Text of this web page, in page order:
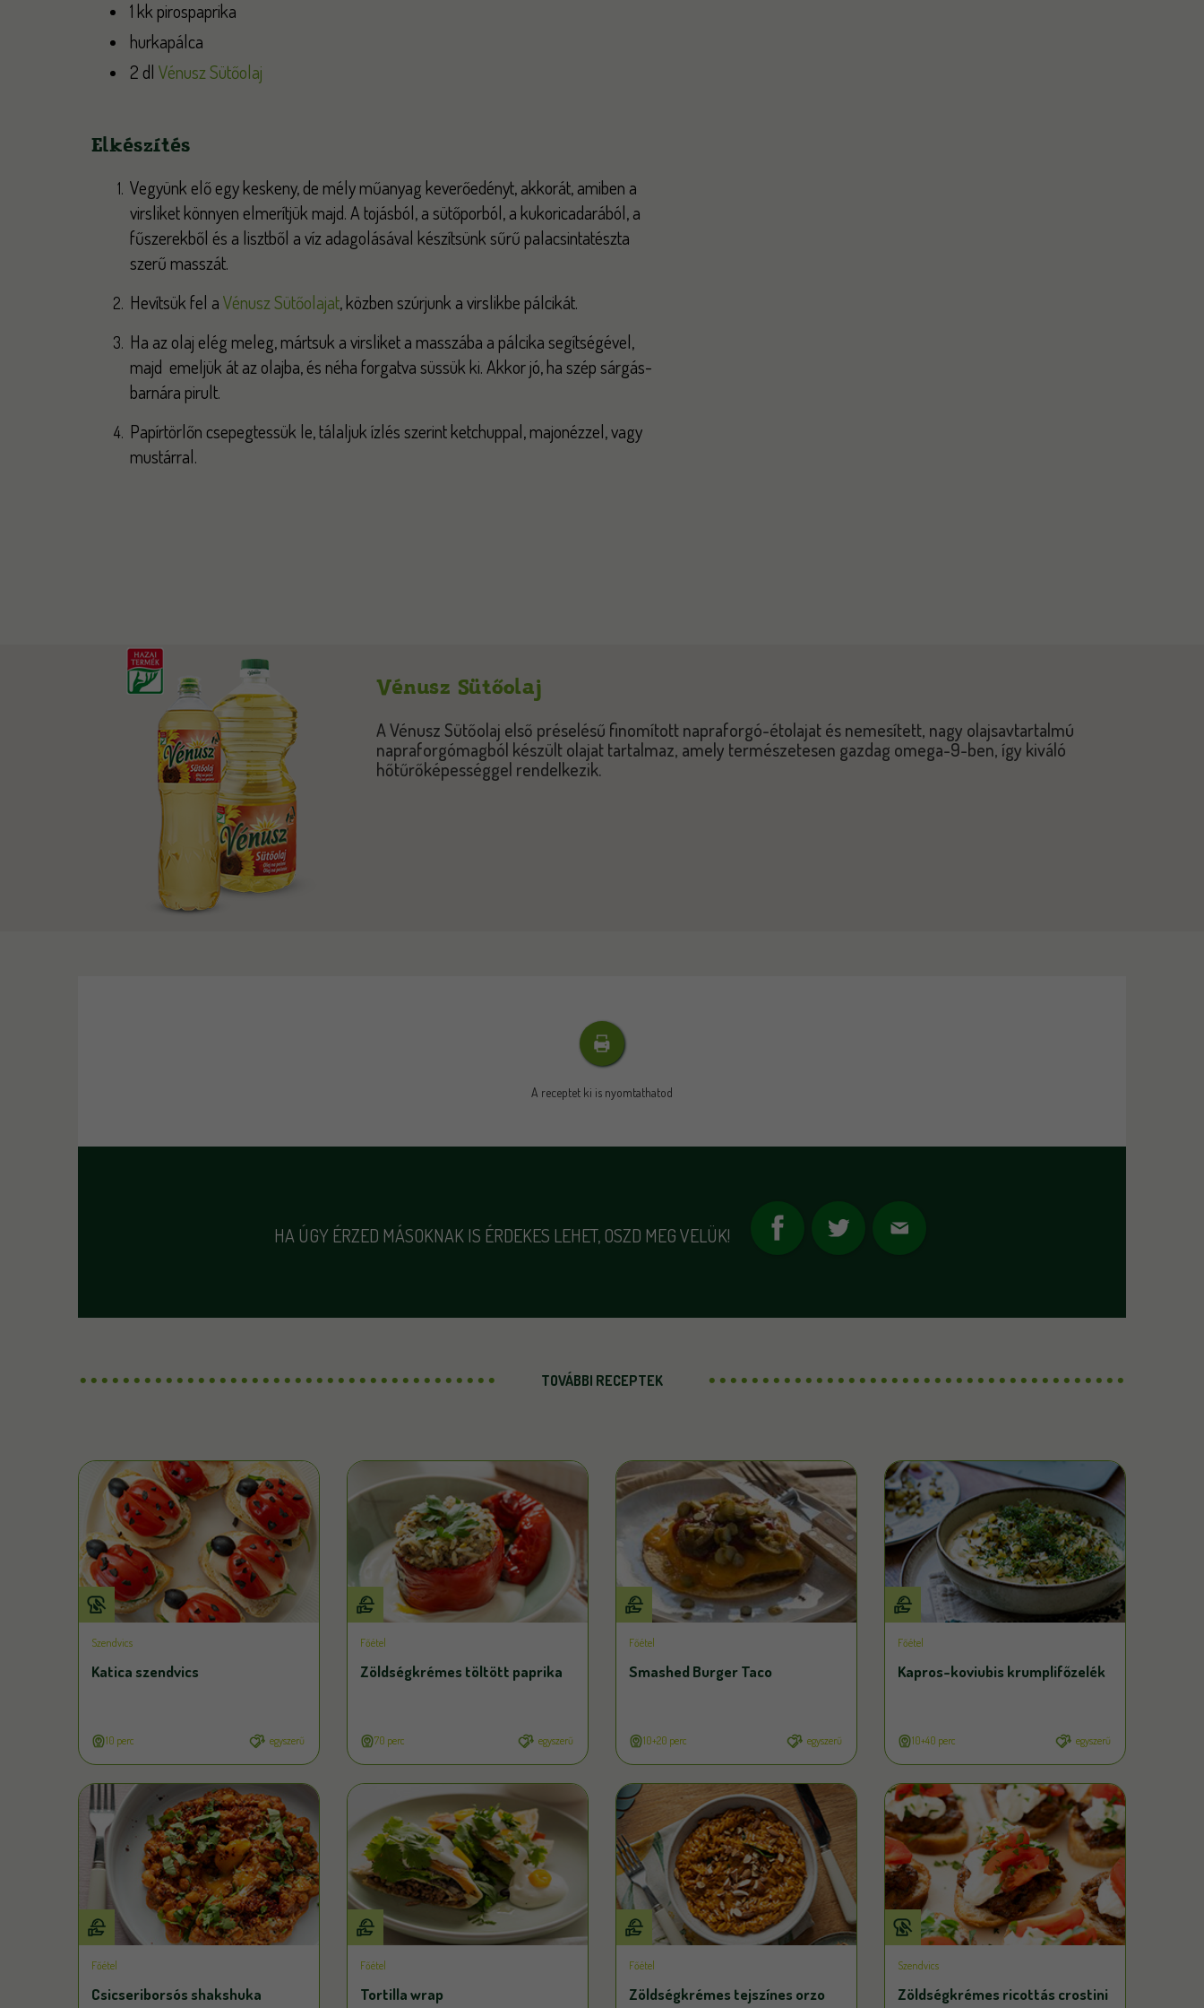
1 kk pirospaprika
hurkapálca
2 dl Vénusz Sütőolaj
Elkészítés
Vegyünk elő egy keskeny, de mély műanyag keverőedényt, akkorát, amiben a
virsliket könnyen elmerítjük majd. A tojásból, a sütőporból, a kukoricadarából, a
fűszerekből és a lisztből a víz adagolásával készítsünk sűrű palacsintatészta
szerű masszát.
Hevítsük fel aVénusz Sütőolajat, közben szúrjunk a virslikbe pálcikát.
Ha az olaj elég meleg, mártsuk a virsliket a masszába a pálcika segítségével,
majd emeljük át az olajba, és néha forgatva süssük ki. Akkor jó, ha szép sárgás-
barnára pirult.
Papírtörlőn csepegtessük le, tálaljuk ízlés szerint ketchuppal, majonézzel, vagy
mustárral.
Vénusz Sütőolaj
A Vénusz Sütőolaj első préselésű finomított napraforgó-étolajat és nemesített, nagy olajsavtartalmú
napraforgómagból készült olajat tartalmaz, amely természetesen gazdag omega-9-ben, így kiváló
hőtűrőképességgel rendelkezik.
A receptet ki is nyomtathatod
HA ÚGY ÉRZED MÁSOKNAK IS ÉRDEKES LEHET, OSZD MEG VELÜK!
TOVÁBBI RECEPTEK
Szendvics
Katica szendvics
10 perc egyszerű
Főétel
Zöldségkrémes töltött paprika
70 perc egyszerű
Főétel
Smashed Burger Taco
10+20 perc egyszerű
Főétel
Kapros-koviubis krumplifőzelék
10+40 perc egyszerű
Főétel
Csicseriborsós shakshuka
Főétel
Tortilla wrap
Főétel
Zöldségkrémes tejszínes orzo
Szendvics
Zöldségkrémes ricottás crostini